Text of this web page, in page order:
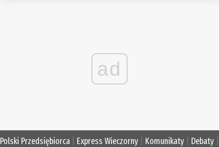
ad
Polski Przedsiębiorca Express Wieczorny Komunikaty Debaty